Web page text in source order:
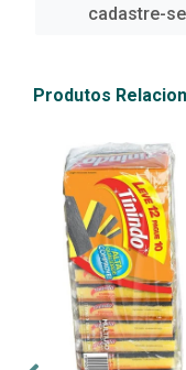
cadastre-
Produtos